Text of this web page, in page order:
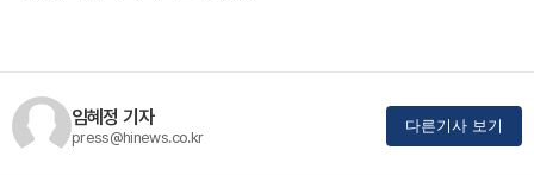
임혜정 기자
press@hinews.co.kr
다른기사 보기